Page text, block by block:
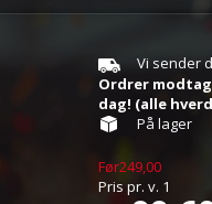
Vi sender
Ordrer
dag! (alle
På lager
Før249,00
Pris pr.v. 1